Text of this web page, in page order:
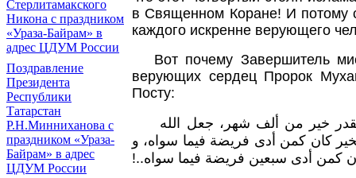
Стерлитамакского
Никона с праздником
«Ураза-Байрам» в
адрес ЦДУМ России
Поздравление
Президента
Республики
Татарстан
Р.Н.Минниханова с
праздником «Ураза-
Байрам» в адрес
ЦДУМ России
в Священном Коране! И потому
каждого искренне верующего
Вот почему Завершитель
верующих сердец Пророк
Посту:
خير من ألف شهر، جعل الله
كان كمن أدى فريضة فيما سواه، و
كمن أدى سبعين فريضة فيما سواه..!